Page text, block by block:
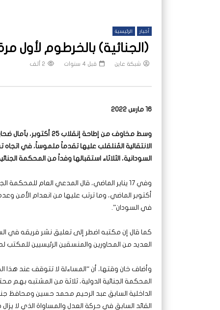
أخبار الرئيسية
(الجنائية) بالخرطوم لأول
شبكة عاين قبل 4 سنوات 2 ألف
16 مارس 2022
وسط مخاوف من إطاحة
الانتقالية المُنلقلب عليها تقدماً ملموساً، في اتجاه
السودانية، الثلاثاء استقبالها وفداً من المحكمة الجنائية
أكتوبر الماضي، وما ترتب عليها من انعدام الأمن
في السودان”.
كما قال إن مكتبه اضطر إلى تعليق نشر فريقه في
العديد من المحاورين والمنسقين الرئيسيين
وأضاف خان وقتها، أن “المساءلة لا تتوقف عند
المحكمة الجنائية الدولية، ثلاثة من المشتبه بهم
الداخلية السابق عبد الرحيم محمد حسين ومحافظ
القائد السابق في حركة العدل والمساواة الذي لا يزال